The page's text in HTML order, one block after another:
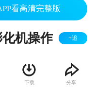
看高清完整版
机操作 +追
下载 分享